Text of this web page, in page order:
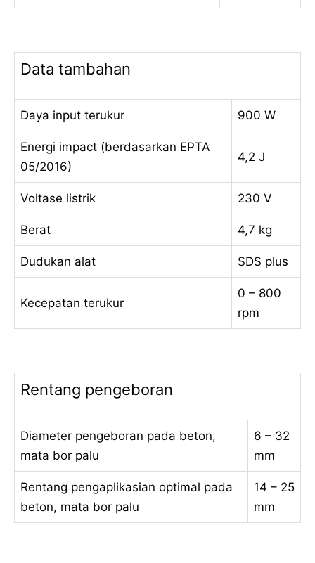
Data tambahan
Daya input terukur 900 W
Energi impact (berdasarkan EPTA
05/2016)
4,2 J
Voltase listrik 230 V
Berat 4,7 kg
Dudukan alat SDS plus
Kecepatan terukur
0 – 800
rpm
Rentang pengeboran
Diameter pengeboran pada beton,
mata bor palu
6 – 32
mm
Rentang pengaplikasian optimal pada
beton, mata bor palu
14 – 25
mm